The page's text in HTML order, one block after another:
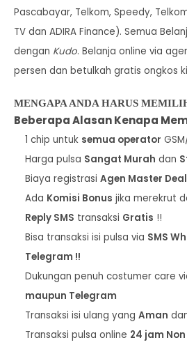
Pascabayar, Telkom, Speedy,
TV dan ADIRA Finance). Semua
dengan Kudo. Belanja online via
persen dan betulkah gratis ongkos
MENGAPA ANDA HARUS
Beberapa Alasan Kenapa
1 chip untuk semua operator
Harga pulsa Sangat Murah dan
Biaya registrasi Agen Master
Ada Komisi Bonus jika merekrut
Reply SMS transaksi Gratis !!
Bisa transaksi isi pulsa via SMS
Telegram !!
Dukungan penuh costumer care
maupun Telegram
Transaksi isi ulang yang Aman
Transaksi pulsa online 24 jam